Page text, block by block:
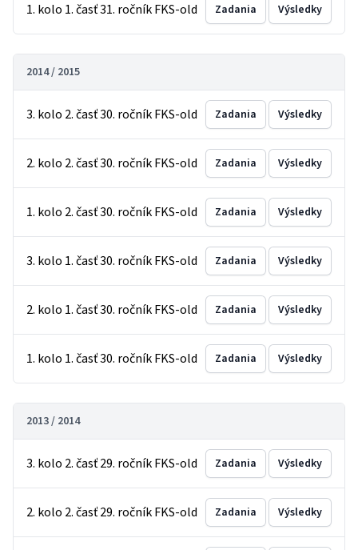
1. kolo 1. časť 31. ročník FKS-old Zadania Výsledky
2014 / 2015
3. kolo 2. časť 30. ročník FKS-old Zadania Výsledky
2. kolo 2. časť 30. ročník FKS-old Zadania Výsledky
1. kolo 2. časť 30. ročník FKS-old Zadania Výsledky
3. kolo 1. časť 30. ročník FKS-old Zadania Výsledky
2. kolo 1. časť 30. ročník FKS-old Zadania Výsledky
1. kolo 1. časť 30. ročník FKS-old Zadania Výsledky
2013 / 2014
3. kolo 2. časť 29. ročník FKS-old Zadania Výsledky
2. kolo 2. časť 29. ročník FKS-old Zadania Výsledky